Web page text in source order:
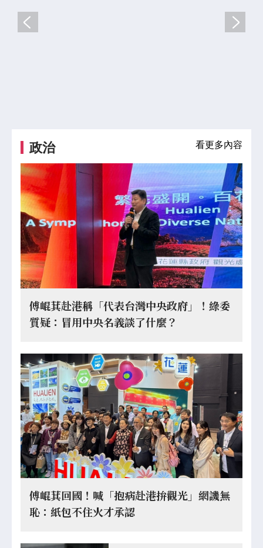
政治 看更多內容
傅崐萁赴港稱「代表台灣中央政府」！綠委
質疑：冒用中央名義談了什麼？
傅崐萁回國！喊「抱病赴港拚觀光」網譏無
恥：紙包不住火才承認